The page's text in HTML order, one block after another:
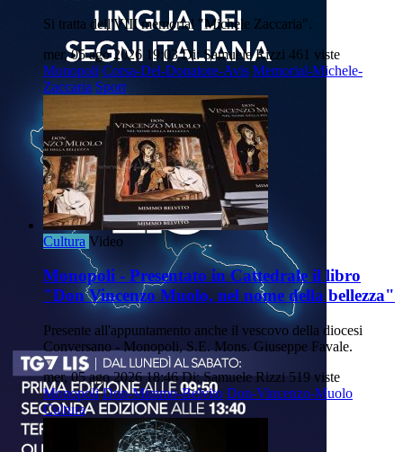
Si tratta dell'VIII memorial "Michele Zaccaria".
mer, 05 ago 2026 19:03 Di: Samuele Rizzi 461 viste
Monopoli Corsa-Del-Donatore-Avis Memorial-Michele-
Zaccaria Sport
Cultura Video
Monopoli - Presentato in Cattedrale il libro
"Don Vincenzo Muolo, nel nome della bellezza"
Presente all'appuntamento anche il vescovo della diocesi
Conversano - Monopoli, S.E. Mons. Giuseppe Favale.
mer, 05 ago 2026 18:46 Di: Samuele Rizzi 519 viste
Monopoli Don-Mimmo-Belvito Don-Vincenzo-Muolo
Cultura